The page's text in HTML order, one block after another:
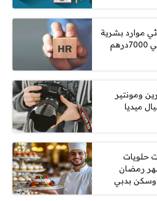
موارد بشرية
براتب يصل إلي 7000درهم
ومونتير
ميديا
حلويات
رمضان
بدبي